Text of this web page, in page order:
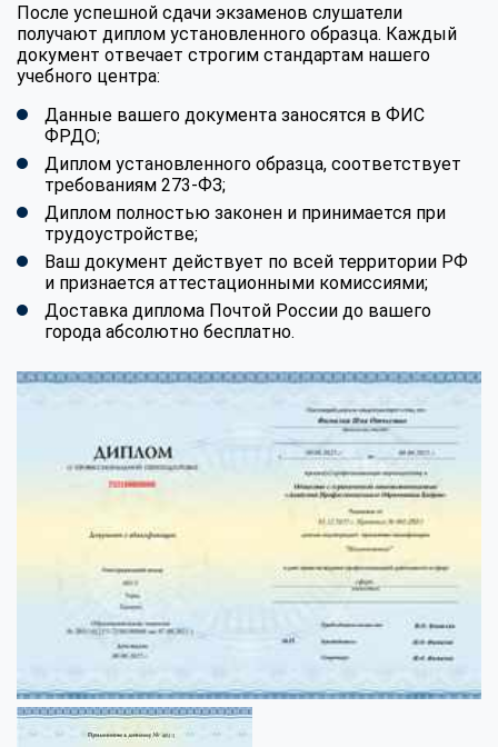
После успешной сдачи экзаменов слушатели
получают диплом установленного образца. Каждый
документ отвечает строгим стандартам нашего
учебного центра:
Данные вашего документа заносятся в ФИС
ФРДО;
Диплом установленного образца, соответствует
требованиям 273-ФЗ;
Диплом полностью законен и принимается при
трудоустройстве;
Ваш документ действует по всей территории РФ
и признается аттестационными комиссиями;
Доставка диплома Почтой России до вашего
города абсолютно бесплатно.